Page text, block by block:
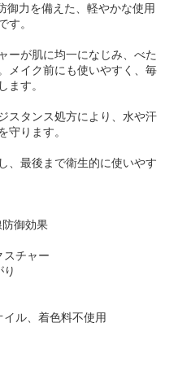
御力を備えた、軽やかな使用
す。
ーが肌に均一になじみ、べた
メイク前にも使いやすく、毎
ます。
スタンス処方により、水や汗
守ります。
、最後まで衛生的に使いやす
防御効果
スチャー
ル、着色料不使用